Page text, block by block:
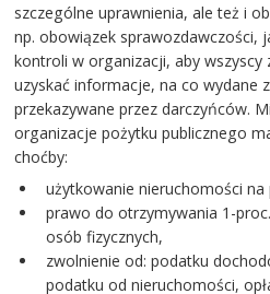
szczególne uprawnienia, ale też i
np. obowiązek sprawozdawczości,
kontroli w organizacji, aby wszyscy
uzyskać informacje, na co wydane
przekazywane przez darczyńców.
organizacje pożytku publicznego
choćby:
użytkowanie nieruchomości
prawo do otrzymywania 1-
osób fizycznych,
zwolnienie od: podatku
podatku od nieruchomości,